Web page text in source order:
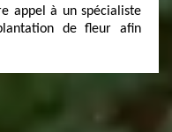
appel à un spécialiste
de fleur afin